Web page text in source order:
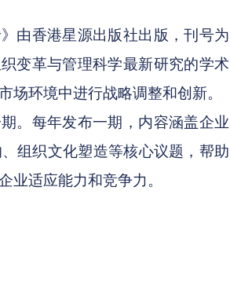
由香港星源出版社出版，刊号为
变革与管理科学最新研究的学术
场环境中进行战略调整和创新。
。每年发布一期，内容涵盖企业
组织文化塑造等核心议题，帮助
业适应能力和竞争力。